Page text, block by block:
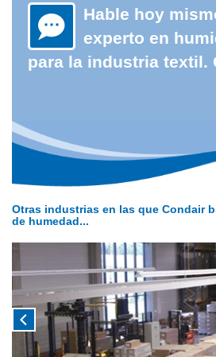
Hable hoy
experto en
para la industria textil.
Otras industrias en las que Condair
de humedad...